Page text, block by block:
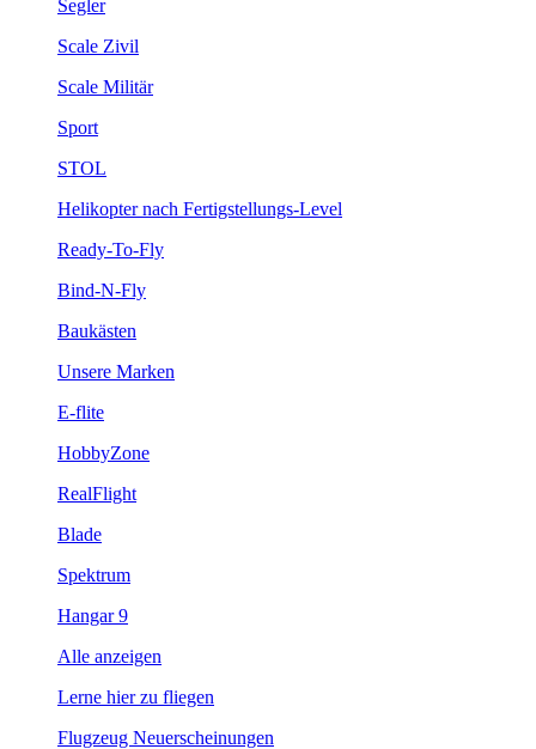
Segler
Scale Zivil
Scale Militär
Sport
STOL
Helikopter nach Fertigstellungs-Level
Ready-To-Fly
Bind-N-Fly
Baukästen
Unsere Marken
E-flite
HobbyZone
RealFlight
Blade
Spektrum
Hangar 9
Alle anzeigen
Lerne hier zu fliegen
Flugzeug Neuerscheinungen